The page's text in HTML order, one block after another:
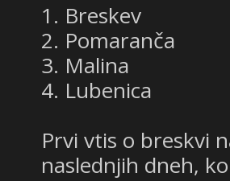
1. Breskev
2. Pomaranča
3. Malina
4. Lubenica
Prvi vtis o breskvi
naslednjih dneh,